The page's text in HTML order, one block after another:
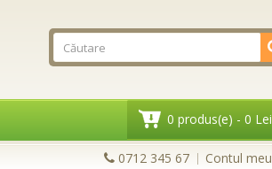
0 produs(e) - 0 Lei
0712 345 67 Contul meu